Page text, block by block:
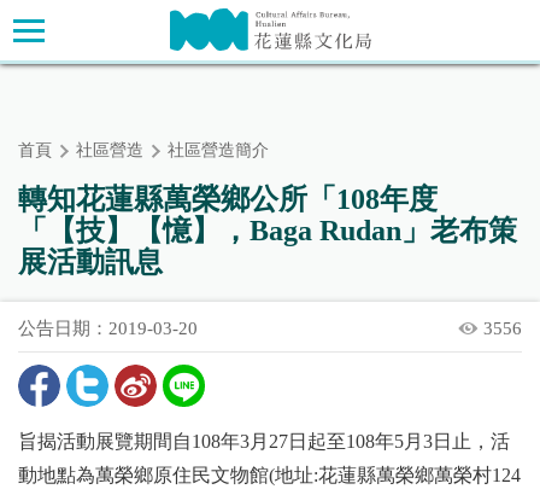
跳
到
主
主要內容區塊
首頁 社區營造 社區營造簡介
轉知花蓮縣萬榮鄉公所「108年度
「【技】【憶】，Baga Rudan」老布策
展活動訊息
公告日期：2019-03-20 3556
旨揭活動展覽期間自108年3月27日起至108年5月3日止，活
動地點為萬榮鄉原住民文物館(地址:花蓮縣萬榮鄉萬榮村124